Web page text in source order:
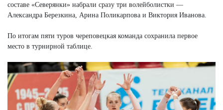
составе «Северянки» набрали сразу три волейболистки —
Александра Березкина, Арина Поликарпова и Виктория Иванова.
По итогам пяти туров череповецкая команда сохранила первое
место в турнирной таблице.